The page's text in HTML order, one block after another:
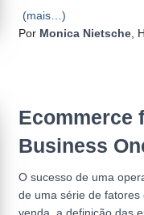
(mais…)
Por Monica Nietsche ,
Ecommerce
Business
O sucesso de uma
de uma série de
venda, a definição das